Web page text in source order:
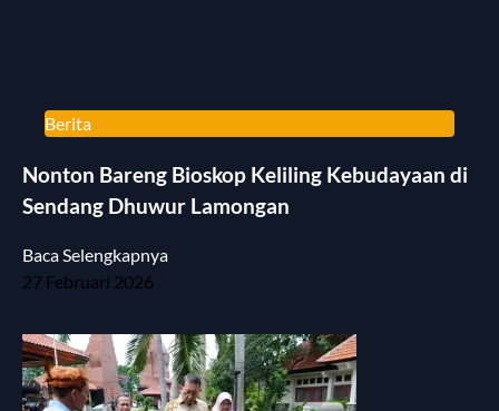
Berita
Nonton Bareng Bioskop Keliling Kebudayaan di
Sendang Dhuwur Lamongan
Baca Selengkapnya
27 Februari 2026